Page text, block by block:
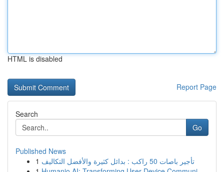
HTML is disabled
Report Page
Search
Go
Published News
1
تأجير باصات 50 راكب : بدائل كثيرة والأفضل التكاليف